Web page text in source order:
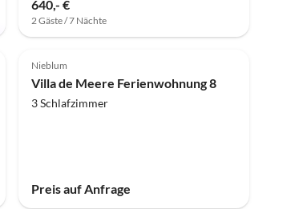
640,- €
2 Gäste / 7 Nächte
Nieblum
Villa de Meere Ferienwohnung 8
3 Schlafzimmer
Preis auf Anfrage